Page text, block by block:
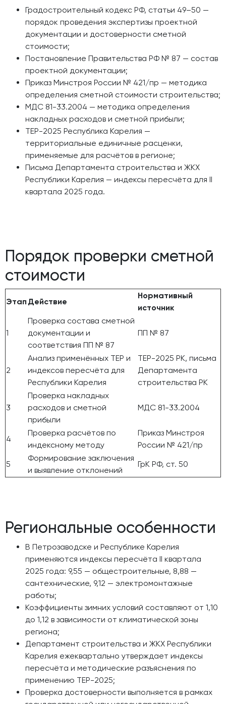
Градостроительный кодекс РФ, статьи 49–50 —
порядок проведения экспертизы проектной
документации и достоверности сметной
стоимости;
Постановление Правительства РФ № 87 — состав
проектной документации;
Приказ Минстроя России № 421/пр — методика
определения сметной стоимости строительства;
МДС 81-33.2004 — методика определения
накладных расходов и сметной прибыли;
ТЕР-2025 Республика Карелия —
территориальные единичные расценки,
применяемые для расчётов в регионе;
Письма Департамента строительства и ЖКХ
Республики Карелия — индексы пересчёта для II
квартала 2025 года.
Порядок проверки сметной
стоимости
Этап Действие
Нормативный
источник
1
Проверка состава сметной
документации и
соответствия ПП № 87
ПП № 87
2
Анализ применённых ТЕР и
индексов пересчёта для
Республики Карелия
ТЕР-2025 РК, письма
Департамента
строительства РК
3
Проверка накладных
расходов и сметной
прибыли
МДС 81-33.2004
4
Проверка расчётов по
индексному методу
Приказ Минстроя
России № 421/пр
5
Формирование заключения
и выявление отклонений
ГрК РФ, ст. 50
Региональные особенности
В Петрозаводске и Республике Карелия
применяются индексы пересчёта II квартала
2025 года: 9,55 — общестроительные, 8,88 —
сантехнические, 9,12 — электромонтажные
работы;
Коэффициенты зимних условий составляют от 1,10
до 1,12 в зависимости от климатической зоны
региона;
Департамент строительства и ЖКХ Республики
Карелия ежеквартально утверждает индексы
пересчёта и методические разъяснения по
применению ТЕР-2025;
Проверка достоверности выполняется в рамках